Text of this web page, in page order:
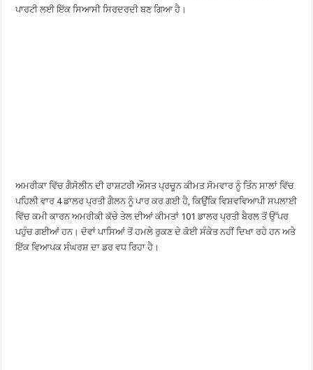
ਪਾਰਟੀ ਲਈ ਇੱਕ ਸਿਆਸੀ ਸਿਰਦਰਦੀ ਬਣ ਗਿਆ ਹੈ।
ਅਮਰੀਕਾ ਵਿੱਚ ਗੈਸੋਲੀਨ ਦੀ ਰਾਸ਼ਟਰੀ ਔਸਤ ਪ੍ਰਚੂਨ ਕੀਮਤ ਸੋਮਵਾਰ ਨੂੰ ਤਿੰਨ ਸਾਲਾਂ ਵਿੱਚ
ਪਹਿਲੀ ਵਾਰ 4 ਡਾਲਰ ਪ੍ਰਤੀ ਗੈਲਨ ਨੂੰ ਪਾਰ ਕਰ ਗਈ ਹੈ, ਕਿਉਂਕਿ ਵਿਸ਼ਵਵਿਆਪੀ ਸਪਲਾਈ
ਵਿੱਚ ਕਮੀ ਕਾਰਨ ਅਮਰੀਕੀ ਕੱਚੇ ਤੇਲ ਦੀਆਂ ਕੀਮਤਾਂ 101 ਡਾਲਰ ਪ੍ਰਤੀ ਬੈਰਲ ਤੋਂ ਉੱਪਰ
ਪਹੁੰਚ ਗਈਆਂ ਹਨ। ਦੋਵਾਂ ਪਾਸਿਆਂ ਤੋਂ ਹਮਲੇ ਰੁਕਣ ਦੇ ਕੋਈ ਸੰਕੇਤ ਨਹੀਂ ਦਿਖਾ ਰਹੇ ਹਨ ਅਤੇ
ਇੱਕ ਵਿਆਪਕ ਸੰਘਰਸ਼ ਦਾ ਡਰ ਵਧ ਰਿਹਾ ਹੈ।